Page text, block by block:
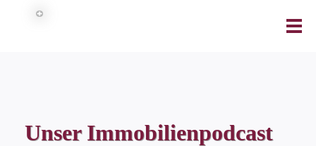
Unser Immobilienpodcast